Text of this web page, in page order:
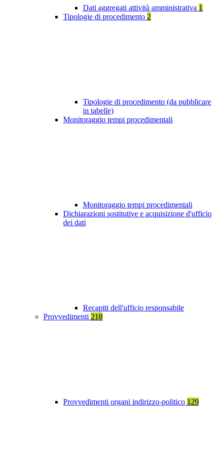
Dati aggregati attività amministrativa 1
Tipologie di procedimento 2
Tipologie di procedimento (da pubblicare
in tabelle)
Monitoraggio tempi procedimentali
Monitoraggio tempi procedimentali
Dichiarazioni sostitutive e acquisizione d'ufficio
dei dati
Recapiti dell'ufficio responsabile
Provvedimenti 218
Provvedimenti organi indirizzo-politico 129